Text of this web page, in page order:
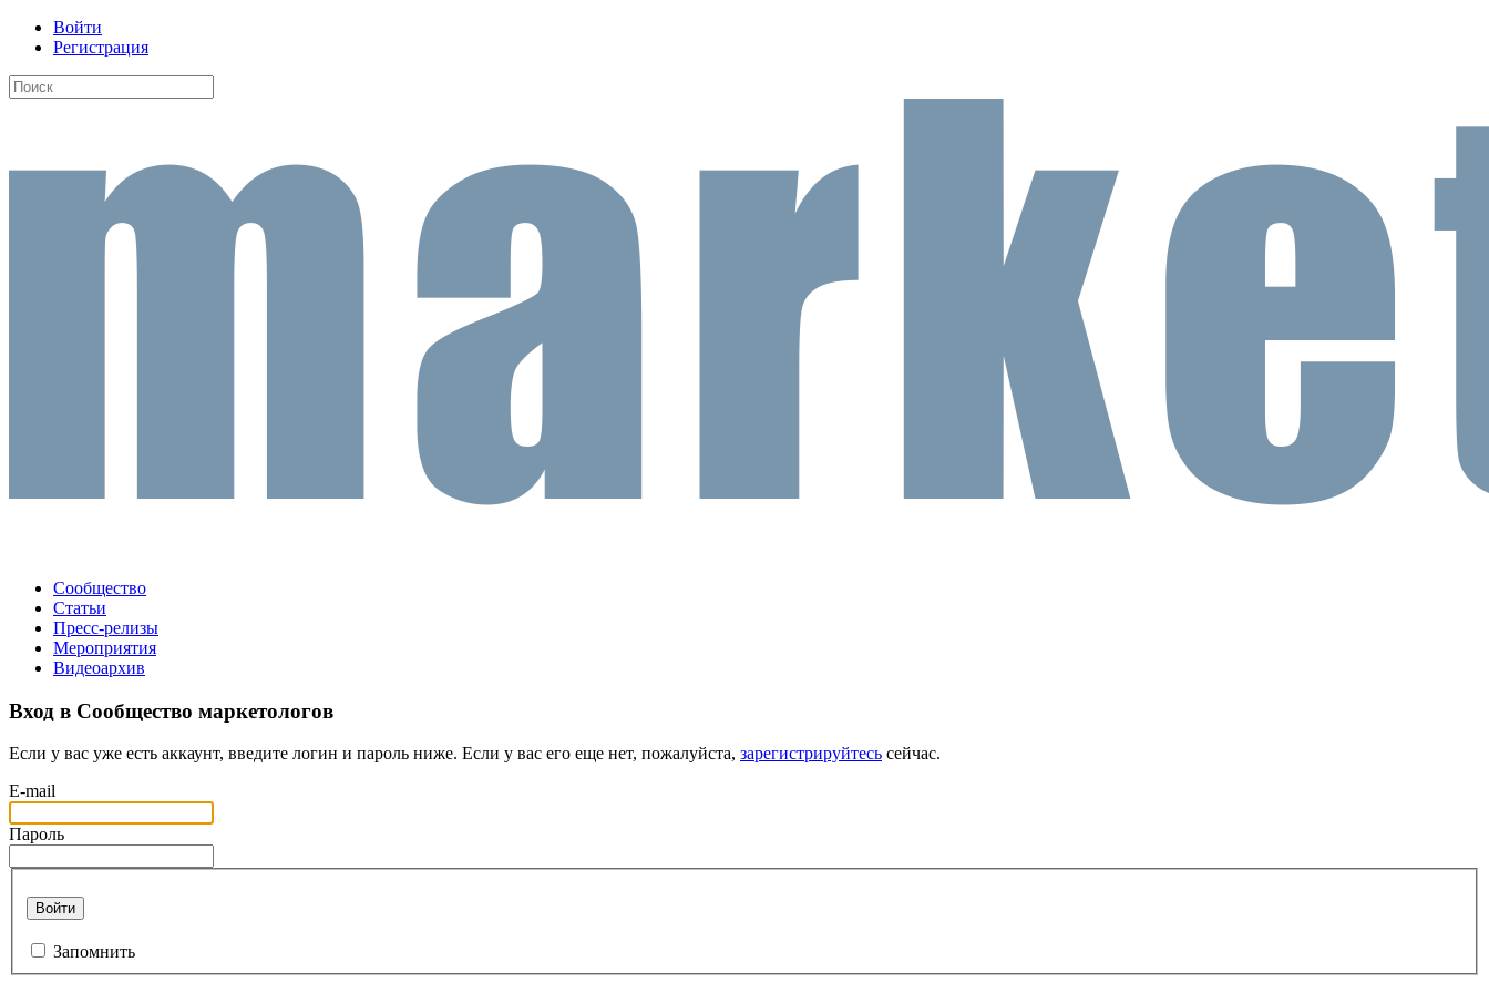
Войти
Регистрация
Сообщество
Статьи
Пресс-релизы
Мероприятия
Видеоархив
Вход в Сообщество маркетологов
Если у вас уже есть аккаунт, введите логин и пароль ниже. Если у вас его еще нет, пожалуйста, зарегистрируйтесь сейчас.
E-mail
Пароль
Войти
Запомнить